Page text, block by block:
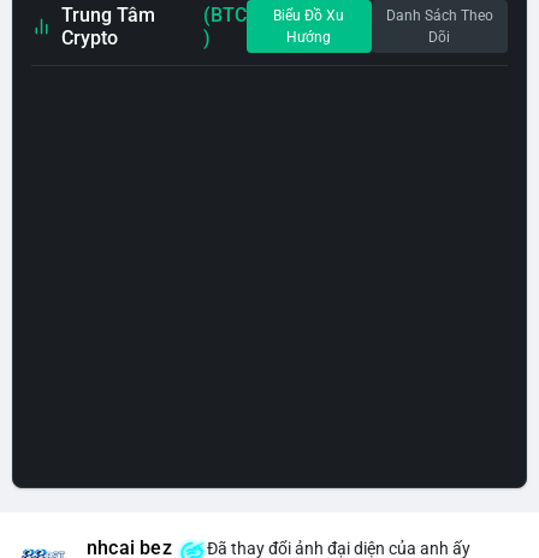
Trung Tâm
Crypto
(BTC
)
Biểu Đồ Xu
Hướng
Danh Sách Theo
Dõi
nhcai bez Đã thay đổi ảnh đại diện của anh ấy